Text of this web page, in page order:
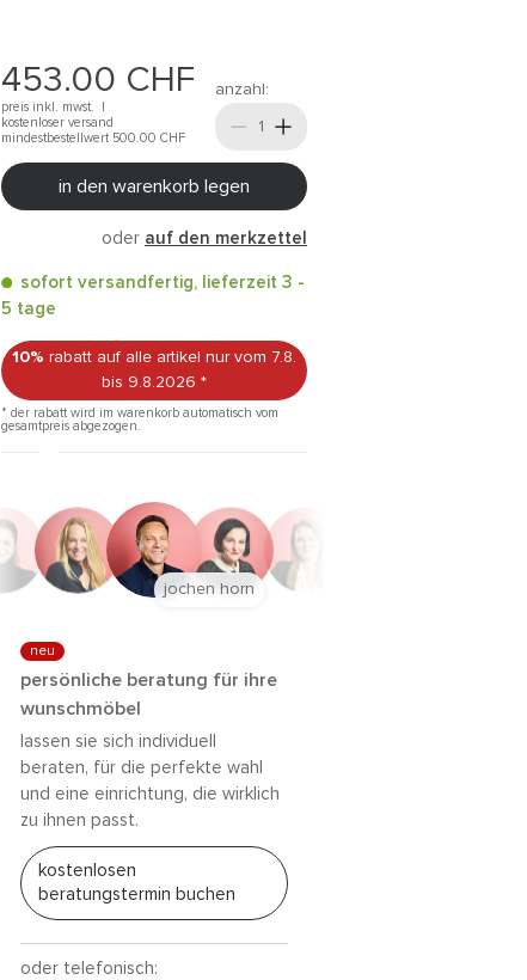
453.00 CHF
preis inkl. mwst. |
kostenloser versand
mindestbestellwert 500.00 CHF
anzahl:
in den warenkorb legen
oder auf den merkzettel
sofort versandfertig, lieferzeit 3 -
5 tage
10% rabatt auf alle artikel nur vom 7.8.
bis 9.8.2026 *
* der rabatt wird im warenkorb automatisch vom
gesamtpreis abgezogen.
neu
persönliche beratung für ihre
wunschmöbel
lassen sie sich individuell
beraten, für die perfekte wahl
und eine einrichtung, die wirklich
zu ihnen passt.
kostenlosen
beratungstermin buchen
oder telefonisch:
jochen horn